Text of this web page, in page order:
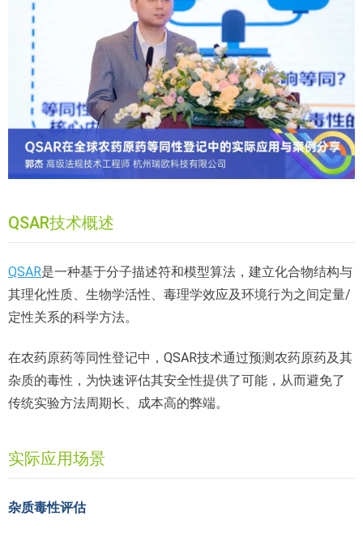
QSAR技术概述
QSAR是一种基于分子描述符和模型算法，建立化合物结构与
其理化性质、生物学活性、毒理学效应及环境行为之间定量/
定性关系的科学方法。
在农药原药等同性登记中，QSAR技术通过预测农药原药及其
杂质的毒性，为快速评估其安全性提供了可能，从而避免了
传统实验方法周期长、成本高的弊端。
实际应用场景
杂质毒性评估